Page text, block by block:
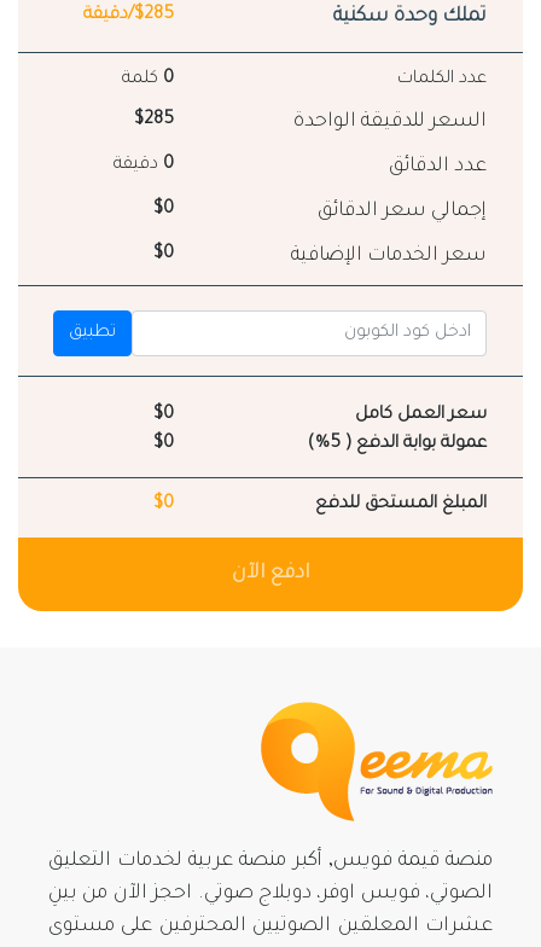
تملك وحدة سكنية $285/دقيقة
عدد الكلمات 0 كلمة
السعر للدقيقة الواحدة $285
عدد الدقائق 0 دقيقة
إجمالي سعر الدقائق $0
سعر الخدمات الإضافية $0
تطبيق
سعر العمل كامل
$0
عمولة بوابة الدفع ( 5%)
$0
المبلغ المستحق للدفع $0
ادفع الآن
منصة قيمة فويس, أكبر منصة عربية لخدمات التعليق
الصوتي، فويس اوفر، دوبلاج صوتي. احجز الآن من بينِ
عشرات المعلقين الصوتيين المحترفين على مستوى